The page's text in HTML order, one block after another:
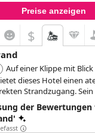
Preise anzeigen
$
Auf einer Klippe mit
dieses Hotel einen
Strandzugang.
der